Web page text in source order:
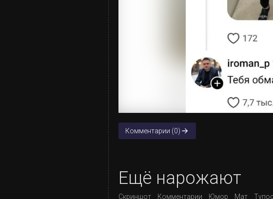
Комментарии (0)
Ещё нарожают
Скриншот Комментарии Юмор Мат